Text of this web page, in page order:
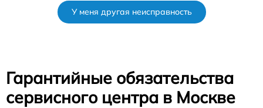
У меня другая неисправность
Гарантийные обязательства
сервисного центра в Москве